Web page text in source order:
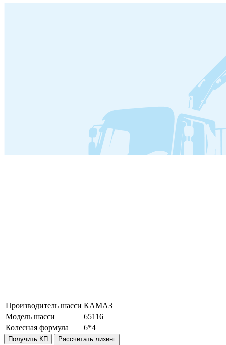
Производитель шасси КАМАЗ
Модель шасси
65116
Колесная формула
6*4
Получить КП Рассчитать лизинг